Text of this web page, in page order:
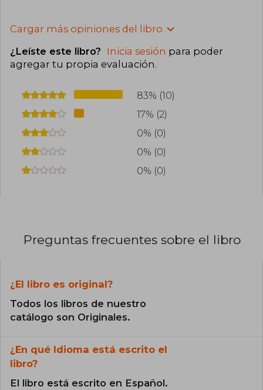
Cargar más opiniones del libro
¿Leíste este libro? Inicia sesión para poder
agregar tu propia evaluación.
83% (10)
17% (2)
0% (0)
0% (0)
0% (0)
Preguntas frecuentes sobre el libro
¿El libro es original?
Todos los libros de nuestro
catálogo son Originales.
¿En qué Idioma está escrito el
libro?
El libro está escrito en Español.